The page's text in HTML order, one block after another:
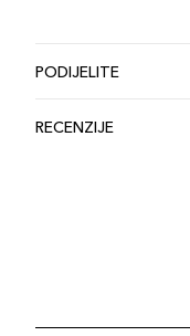
PODIJELITE
RECENZIJE